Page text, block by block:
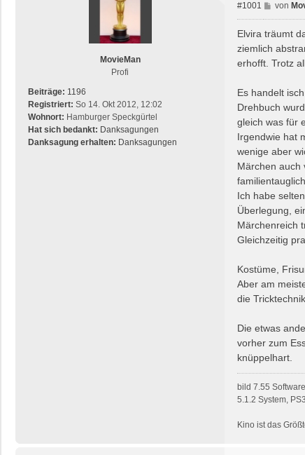
MovieMan
Profi
Beiträge: 1196
Registriert: So 14. Okt 2012, 12:02
Wohnort: Hamburger Speckgürtel
Hat sich bedankt: Danksagungen
Danksagung erhalten: Danksagungen
#1001
B
e
i
r
a
von
Elvira träumt
ziemlich
erhofft. Trotz
Es handelt
Drehbuch
gleich was für
Irgendwie hat
wenige aber
Märchen auch
Ich habe
Überlegung,
Märchenreich
Gleichzeitig
Kostüme,
Aber am
die
Die etwas
vorher zum
knüppelhart.
bild 7.55
5.1.2 System,
Kino ist das